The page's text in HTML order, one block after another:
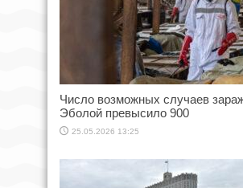
Число возможных случаев
Эболой превысило 900
25.05.2026 13:25